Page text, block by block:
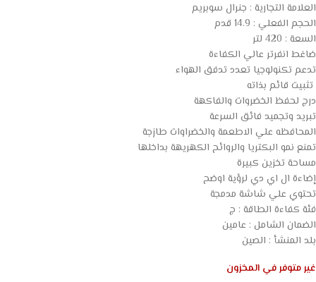
العلامة التجارية : جنرال سوبريم
الحجم الفعلي : 14.9 قدم
السعة : 420 لتر
ضاغط انفرتر عالي الكفاءة
تدعم تكنولوجيا تعدد تدفق الهواء
تثبيت قائم بذاته
درج لحفظ الخضروات والفاكهة
تبريد وتجميد فائق السرعة
المحافظه علي الاطعمة والخضراوات طازجة
تمنع نمو البكتريا والروائح الكهريهة بداخلها
مساحة تخزين كبيرة
إضاءة ال اي دي لرؤية اوضح
تحتوي علي شاشة مدمجة
فئة كفاءة الطاقة : ج
الضمان الشامل : عامين
بلد المنشأ : الصين
غير متوفر في المخزون